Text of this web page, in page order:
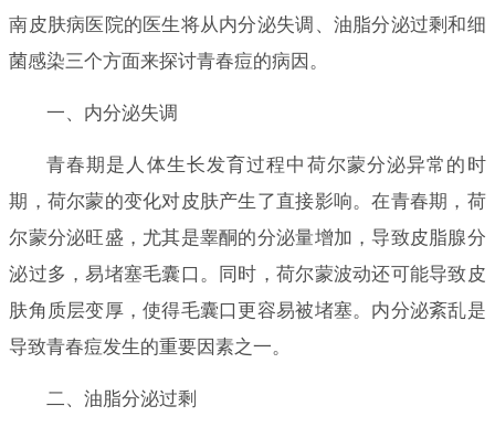
南皮肤病医院的医生将从内分泌失调、油脂分泌过剩和细
菌感染三个方面来探讨青春痘的病因。
一、内分泌失调
青春期是人体生长发育过程中荷尔蒙分泌异常的时
期，荷尔蒙的变化对皮肤产生了直接影响。在青春期，荷
尔蒙分泌旺盛，尤其是睾酮的分泌量增加，导致皮脂腺分
泌过多，易堵塞毛囊口。同时，荷尔蒙波动还可能导致皮
肤角质层变厚，使得毛囊口更容易被堵塞。内分泌紊乱是
导致青春痘发生的重要因素之一。
二、油脂分泌过剩